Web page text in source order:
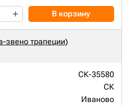
В корзину
звено трапеции)
СК-35580
СК
Иваново